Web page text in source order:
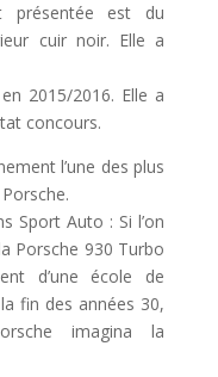
présentée est du
cuir noir. Elle a
2015/2016. Elle a
concours.
l’une des plus
Sport Auto : Si l’on
Porsche 930 Turbo
d’une école de
fin des années 30,
imagina la